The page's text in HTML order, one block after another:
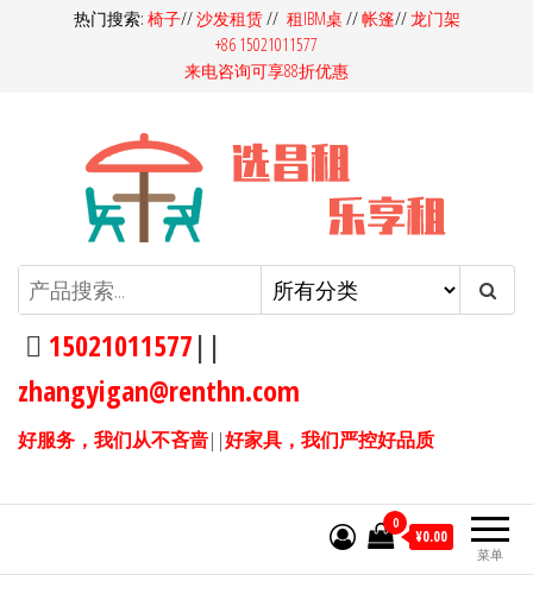
热门搜索: 椅子//沙发租赁// 租IBM桌 //帐篷//龙门架
+86 15021011577
来电咨询可享88折优惠
昌租会务家具租赁-桌椅租赁-高档
沙发租赁-吧桌吧椅租赁-展览展会
家具租赁
昌租会务一站式家具租赁平
台，多快好省选昌租会务！同
15021011577||
zhangyigan@renthn.com
好服务，我们从不吝啬||好家具，我们严控好品质
菜单
0
¥0.00